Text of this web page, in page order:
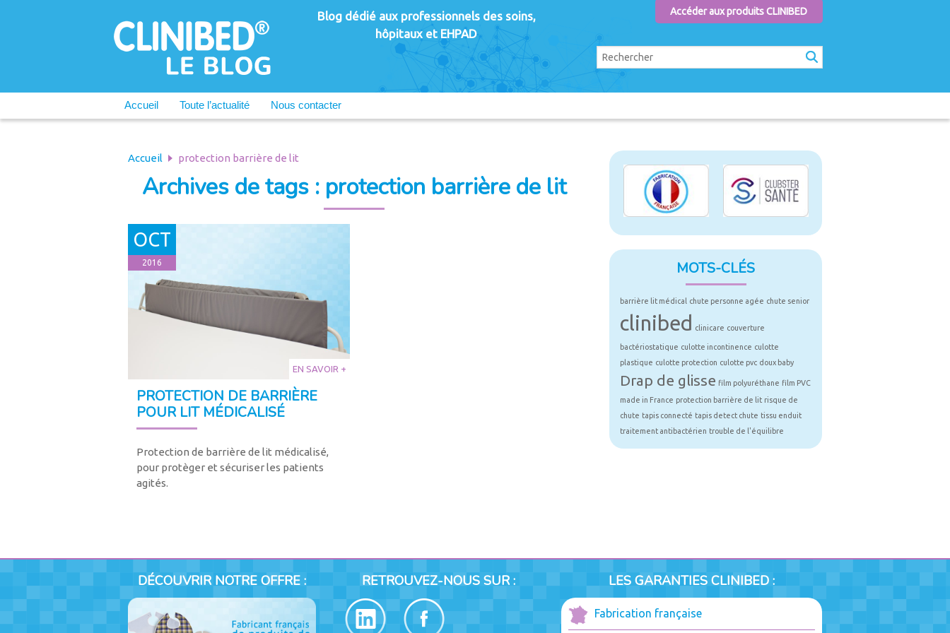
Accéder aux produits CLINIBED
Blog dédié aux professionnels des soins,
hôpitaux et EHPAD
Accueil Toute l’actualité Nous contacter
Accueil protection barrière de lit
Archives de tags : protection barrière de lit
OCT
2016
EN SAVOIR +
PROTECTION DE BARRIÈRE
POUR LIT MÉDICALISÉ
Protection de barrière de lit médicalisé,
pour protèger et sécuriser les patients
agités.
MOTS-CLÉS
barrière lit médical chute personne agée chute senior
clinibed clinicare couverture
bactériostatique culotte incontinence culotte
plastique culotte protection culotte pvc doux baby
Drap de glisse film polyuréthane film PVC
made in France protection barrière de lit risque de
chute tapis connecté tapis detect chute tissu enduit
traitement antibactérien trouble de l'équilibre
DÉCOUVRIR NOTRE OFFRE : RETROUVEZ-NOUS SUR : LES GARANTIES CLINIBED :
Fabrication française